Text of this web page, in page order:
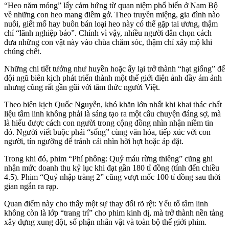
“Heo năm móng” lấy cảm hứng từ quan niệm phổ biến ở Nam Bộ
về những con heo mang điềm gở. Theo truyền miệng, gia đình nào
nuôi, giết mổ hay buôn bán loại heo này có thể gặp tai ương, thậm
chí “lãnh nghiệp báo”. Chính vì vậy, nhiều người dân chọn cách
đưa những con vật này vào chùa chăm sóc, thậm chí xây mộ khi
chúng chết.
Những chi tiết tưởng như huyền hoặc ấy lại trở thành “hạt giống” để
đội ngũ biên kịch phát triển thành một thế giới điện ảnh đầy ám ảnh
nhưng cũng rất gần gũi với tâm thức người Việt.
Theo biên kịch Quốc Nguyễn, khó khăn lớn nhất khi khai thác chất
liệu tâm linh không phải là sáng tạo ra một câu chuyện đáng sợ, mà
là hiểu được cách con người trong cộng đồng nhìn nhận niềm tin
đó. Người viết buộc phải “sống” cùng văn hóa, tiếp xúc với con
người, tín ngưỡng để tránh cái nhìn hời hợt hoặc áp đặt.
Trong khi đó, phim “Phí phông: Quỷ máu rừng thiêng” cũng ghi
nhận mức doanh thu kỷ lục khi đạt gần 180 tỉ đồng (tính đến chiều
4.5). Phim “Quỷ nhập tràng 2” cũng vượt mốc 100 tỉ đồng sau thời
gian ngắn ra rạp.
Quan điểm này cho thấy một sự thay đổi rõ rệt: Yếu tố tâm linh
không còn là lớp “trang trí” cho phim kinh dị, mà trở thành nền tảng
xây dựng xung đột, số phận nhân vật và toàn bộ thế giới phim.